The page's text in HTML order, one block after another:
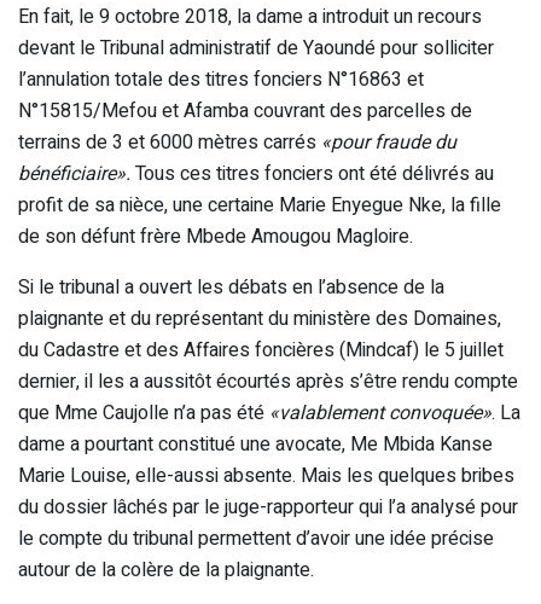
En fait, le 9 octobre 2018, la dame a introduit un recours
devant le Tribunal administratif de Yaoundé pour solliciter
l’annulation totale des titres fonciers N°16863 et
N°15815/Mefou et Afamba couvrant des parcelles de
terrains de 3 et 6000 mètres carrés «pour fraude du
bénéficiaire». Tous ces titres fonciers ont été délivrés au
profit de sa nièce, une certaine Marie Enyegue Nke, la fille
de son défunt frère Mbede Amougou Magloire.
Si le tribunal a ouvert les débats en l’absence de la
plaignante et du représentant du ministère des Domaines,
du Cadastre et des Affaires foncières (Mindcaf) le 5 juillet
dernier, il les a aussitôt écourtés après s’être rendu compte
que Mme Caujolle n’a pas été «valablement convoquée». La
dame a pourtant constitué une avocate, Me Mbida Kanse
Marie Louise, elle-aussi absente. Mais les quelques bribes
du dossier lâchés par le juge-rapporteur qui l’a analysé pour
le compte du tribunal permettent d’avoir une idée précise
autour de la colère de la plaignante.